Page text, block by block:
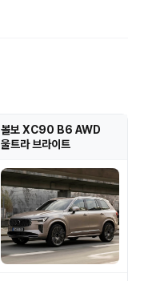
볼보 XC90 B6 AWD
울트라 브라이트